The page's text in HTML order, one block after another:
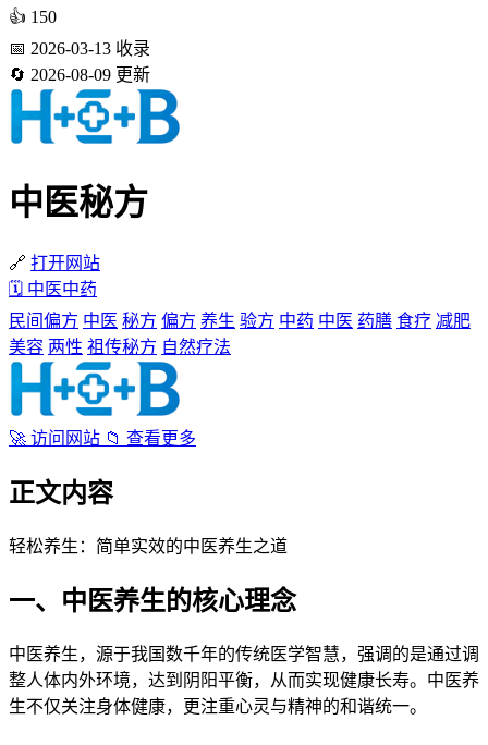
👍 150
📅 2026-03-13 收录
🔄 2026-08-09 更新
中医秘方
🔗 打开网站
🗓 中医中药
民间偏方 中医 秘方 偏方 养生 验方 中药 中医 药膳 食疗 减肥
美容 两性 祖传秘方 自然疗法
🚀 访问网站 📁 查看更多
正文内容
轻松养生：简单实效的中医养生之道
一、中医养生的核心理念
中医养生，源于我国数千年的传统医学智慧，强调的是通过调
整人体内外环境，达到阴阳平衡，从而实现健康长寿。中医养
生不仅关注身体健康，更注重心灵与精神的和谐统一。